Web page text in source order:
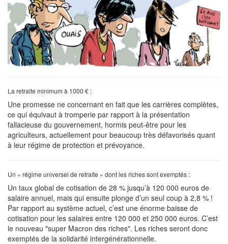
La retraite minimum à 1000 € :
Une promesse ne concernant en fait que les carrières complètes,
ce qui équivaut à tromperie par rapport à la présentation
fallacieuse du gouvernement, hormis peut-être pour les
agriculteurs, actuellement pour beaucoup très défavorisés quant
à leur régime de protection et prévoyance.
Un « régime universel de retraite » dont les riches sont exemptés :
Un taux global de cotisation de 28 % jusqu’à 120 000 euros de
salaire annuel, mais qui ensuite plonge d’un seul coup à 2,8 % !
Par rapport au système actuel, c’est une énorme baisse de
cotisation pour les salaires entre 120 000 et 250 000 euros. C’est
le nouveau "super Macron des riches". Les riches seront donc
exemptés de la solidarité intergénérationnelle.